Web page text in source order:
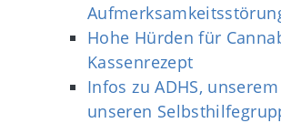
Hohe Hürden für
Kassenrezept
Infos zu ADHS,
unseren